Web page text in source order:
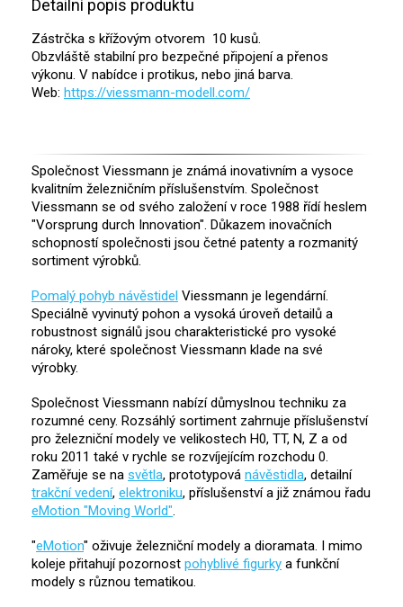
Detailní popis produktu
Zástrčka s křížovým otvorem 10 kusů.
Obzvláště stabilní pro bezpečné připojení a přenos
výkonu. V nabídce i protikus, nebo jiná barva.
Web: https://viessmann-modell.com/
Společnost Viessmann je známá inovativním a vysoce
kvalitním železničním příslušenstvím. Společnost
Viessmann se od svého založení v roce 1988 řídí heslem
"Vorsprung durch Innovation". Důkazem inovačních
schopností společnosti jsou četné patenty a rozmanitý
sortiment výrobků.
Pomalý pohyb návěstidel Viessmann je legendární.
Speciálně vyvinutý pohon a vysoká úroveň detailů a
robustnost signálů jsou charakteristické pro vysoké
nároky, které společnost Viessmann klade na své
výrobky.
Společnost Viessmann nabízí důmyslnou techniku za
rozumné ceny. Rozsáhlý sortiment zahrnuje příslušenství
pro železniční modely ve velikostech H0, TT, N, Z a od
roku 2011 také v rychle se rozvíjejícím rozchodu 0.
Zaměřuje se na světla, prototypová návěstidla, detailní
trakční vedení, elektroniku, příslušenství a již známou řadu
eMotion "Moving World".
"eMotion" oživuje železniční modely a dioramata. I mimo
koleje přitahují pozornost pohyblivé figurky a funkční
modely s různou tematikou.